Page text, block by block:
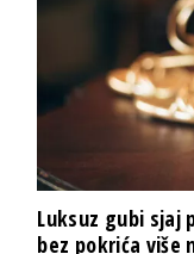
Luksuz gubi sjaj
bez pokrića više